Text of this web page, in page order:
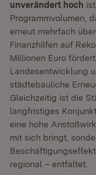
unverändert hoch
Programmvolumen,
erneut mehrfach
Finanzhilfen auf
Millionen Euro
Landesentwicklung
städtebauliche
Gleichzeitig ist die
langfristiges
eine hohe
mit sich bringt,
regional – entfaltet.